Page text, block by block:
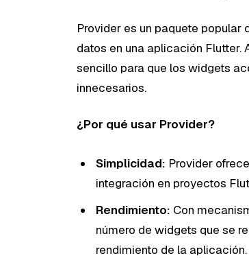
Provider es un paquete
datos en una aplicación Flutter.
sencillo para que los widgets
innecesarios.
¿Por qué usar Provider?
Simplicidad: Provider
integración en proyectos
Rendimiento: Con
número de widgets que se
rendimiento de la aplicación.